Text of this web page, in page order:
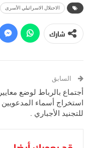
الاحتلال الاسرائيلي الأسرى
شارك
السابق
أجتماع بالرباط لوضع معايير
استخراج أسماء المدعويين
للتجنيد الأجباري .